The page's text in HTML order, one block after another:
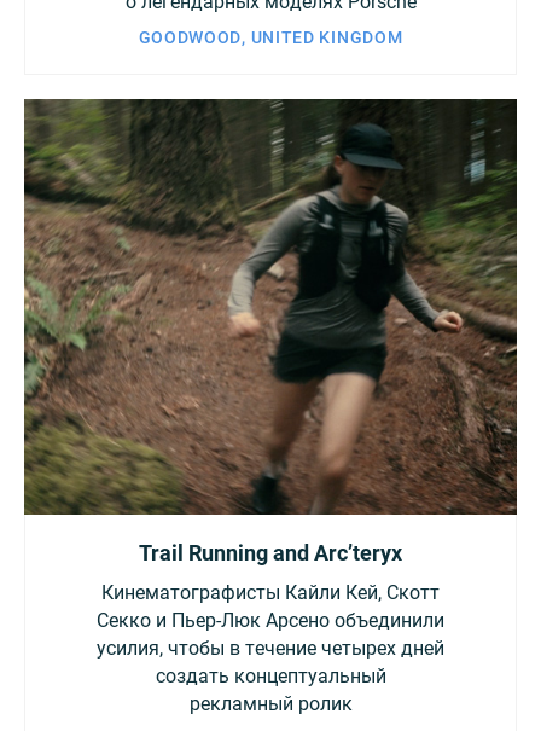
GOODWOOD, UNITED KINGDOM
Trail Running and Arc’teryx
Кинематографисты Кайли Кей, Скотт
Секко и Пьер-Люк Арсено объединили
усилия, чтобы в течение четырех дней
создать концептуальный
рекламный ролик